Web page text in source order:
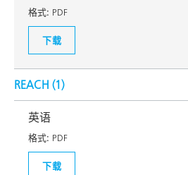
格式: PDF
下载
REACH (1)
英语
格式: PDF
下载